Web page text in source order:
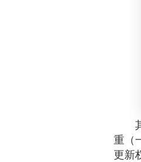
其
重（
更新